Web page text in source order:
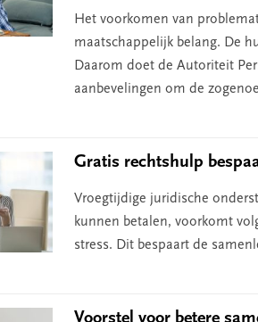
Het voorkomen van
maatschappelijk belang. De
Daarom doet de Autoriteit
aanbevelingen om de
Gratis rechtshulp
Vroegtijdige juridische
kunnen betalen, voorkomt
stress. Dit bespaart de
Voorstel voor betere